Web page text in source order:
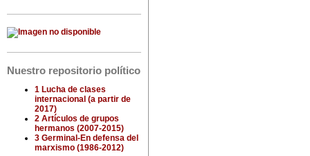
Nuestro repositorio político
1 Lucha de clases
internacional (a partir de
2017)
2 Artículos de grupos
hermanos (2007-2015)
3 Germinal-En defensa del
marxismo (1986-2012)